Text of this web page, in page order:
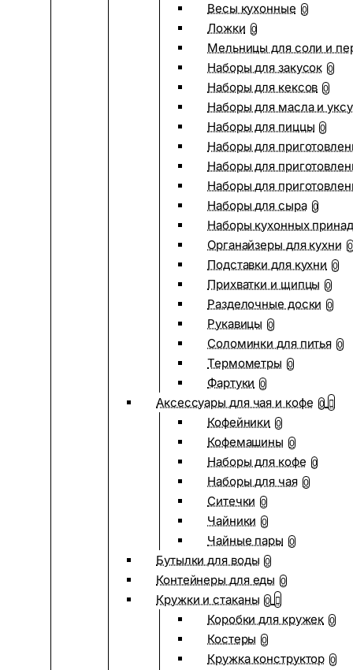
Весы кухонные 0
Ложки 0
Мельницы для соли и
Наборы для закусок 0
Наборы для кексов 0
Наборы для масла и
Наборы для пиццы 0
Наборы для
Наборы для
Наборы для
Наборы для сыра 0
Наборы кухонных
Органайзеры для кухни 0
Подставки для кухни 0
Прихватки и щипцы 0
Разделочные доски 0
Рукавицы 0
Соломинки для питья 0
Термометры 0
Фартуки 0
Аксессуары для чая и кофе 0
Кофейники 0
Кофемашины 0
Наборы для кофе 0
Наборы для чая 0
Ситечки 0
Чайники 0
Чайные пары 0
Бутылки для воды 0
Контейнеры для еды 0
Кружки и стаканы 0
Коробки для кружек 0
Костеры 0
Кружка конструктор 0